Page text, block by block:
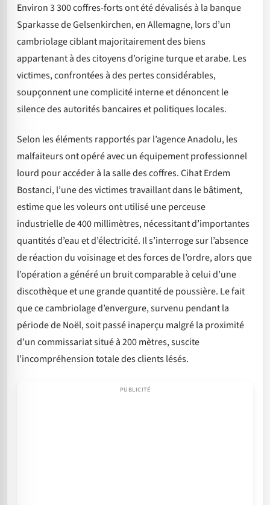
Environ 3 300 coffres-forts ont été dévalisés à la banque
Sparkasse de Gelsenkirchen, en Allemagne, lors d’un
cambriolage ciblant majoritairement des biens
appartenant à des citoyens d’origine turque et arabe. Les
victimes, confrontées à des pertes considérables,
soupçonnent une complicité interne et dénoncent le
silence des autorités bancaires et politiques locales.
Selon les éléments rapportés par l’agence Anadolu, les
malfaiteurs ont opéré avec un équipement professionnel
lourd pour accéder à la salle des coffres. Cihat Erdem
Bostanci, l’une des victimes travaillant dans le bâtiment,
estime que les voleurs ont utilisé une perceuse
industrielle de 400 millimètres, nécessitant d’importantes
quantités d’eau et d’électricité. Il s’interroge sur l’absence
de réaction du voisinage et des forces de l’ordre, alors que
l’opération a généré un bruit comparable à celui d’une
discothèque et une grande quantité de poussière. Le fait
que ce cambriolage d’envergure, survenu pendant la
période de Noël, soit passé inaperçu malgré la proximité
d’un commissariat situé à 200 mètres, suscite
l’incompréhension totale des clients lésés.